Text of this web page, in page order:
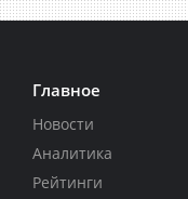
Главное
Новости
Аналитика
Рейтинги